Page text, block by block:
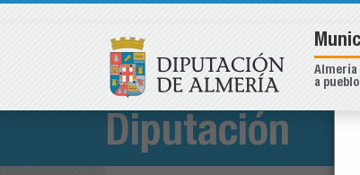
Diputación
Almería
a pueblo